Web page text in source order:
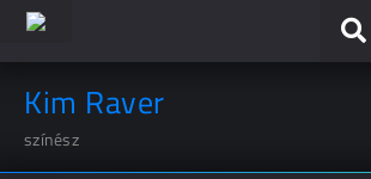
Kim Raver
színész